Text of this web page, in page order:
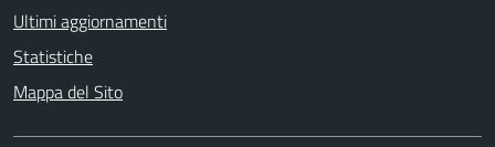
Ultimi aggiornamenti
Statistiche
Mappa del Sito